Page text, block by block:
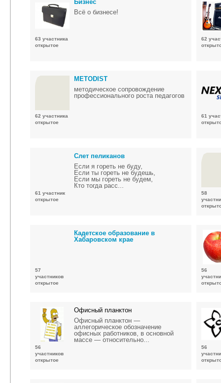
63 участника
открытое
Бизнес
Всё о бизнесе!
62
62 участника
открытое
METОDIST
методическое сопровождение
профессионального роста педагогов
61
61 участник
открытое
Слет пеликанов
Если я гореть не буду,
Если ты гореть не будешь,
Если мы гореть не будем,
Кто тогда раcc...
58
57
участников
открытое
Кадетское образование в
Хабаровском крае
56
56
участников
открытое
Офисный планктон
Офисный планктон —
аллегорическое обозначение
офисных работников, в основной
массе — относительно...
56